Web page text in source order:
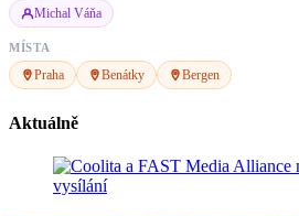
Michal Váňa
MÍSTA
Praha Benátky Bergen
Aktuálně